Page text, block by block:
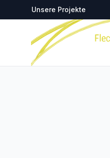
Zentralstellen-Projekte
Startseite